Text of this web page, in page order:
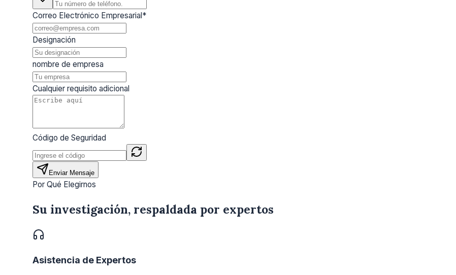
Correo Electrónico Empresarial*
Designación
nombre de empresa
Cualquier requisito adicional
Código de Seguridad
Enviar Mensaje
Por Qué Elegirnos
Su investigación, respaldada por expertos
Asistencia de Expertos